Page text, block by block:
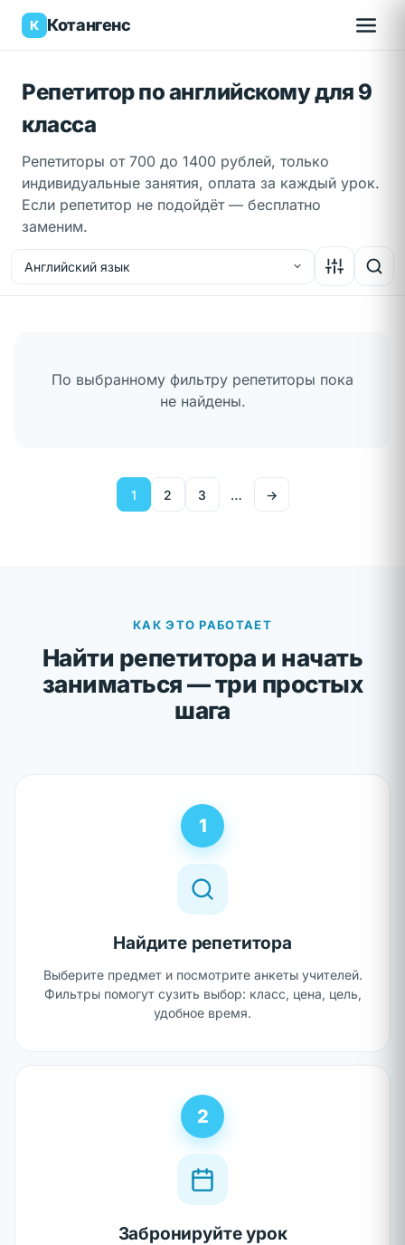
К Котангенс
Репетитор по английскому для 9
класса
Репетиторы от 700 до 1400 рублей, только
индивидуальные занятия, оплата за каждый урок.
Если репетитор не подойдёт — бесплатно
заменим.
Вход
Я ученик
Я учитель →
Английский язык
По выбранному фильтру репетиторы пока
не найдены.
1 2 3 … →
КАК ЭТО РАБОТАЕТ
Найти репетитора и начать
заниматься — три простых
шага
1
Найдите репетитора
Выберите предмет и посмотрите анкеты учителей.
Фильтры помогут сузить выбор: класс, цена, цель,
удобное время.
2
Забронируйте урок